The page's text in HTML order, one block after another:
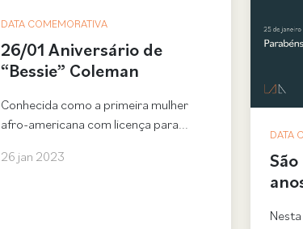
DATA COMEMORATIVA
26/01 Aniversário de
“Bessie” Coleman
Conhecida como a primeira mulher
afro-americana com licença para...
26 jan 2023
DATA